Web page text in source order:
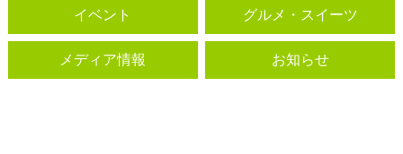
イベント グルメ・スイーツ
メディア情報 お知らせ